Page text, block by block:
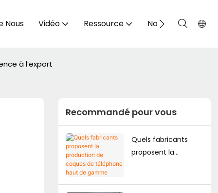
Nous Vidéo Ressource Nous Contacter
à l’export
Recommandé pour vous
Quels fabricants
proposent la